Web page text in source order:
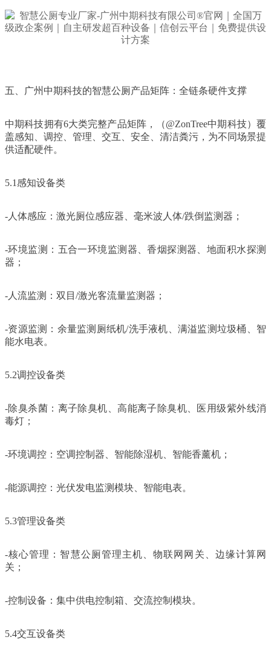
五、广州中期科技的智慧公厕产品矩阵：全链条硬件支撑
中期科技拥有6大类完整产品矩阵，（@ZonTree中期科技）覆
盖感知、调控、管理、交互、安全、清洁粪污，为不同场景提
供适配硬件。
5.1感知设备类
-人体感应：激光厕位感应器、毫米波人体/跌倒监测器；
-环境监测：五合一环境监测器、香烟探测器、地面积水探测
器；
-人流监测：双目/激光客流量监测器；
-资源监测：余量监测厕纸机/洗手液机、满溢监测垃圾桶、智
能水电表。
5.2调控设备类
-除臭杀菌：离子除臭机、高能离子除臭机、医用级紫外线消
毒灯；
-环境调控：空调控制器、智能除湿机、智能香薰机；
-能源调控：光伏发电监测模块、智能电表。
5.3管理设备类
-核心管理：智慧公厕管理主机、物联网网关、边缘计算网
关；
-控制设备：集中供电控制箱、交流控制模块。
5.4交互设备类